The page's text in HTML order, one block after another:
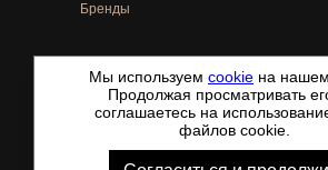
Бренды
©2021-2026 - ShoesTown.ru - все
Мы используем cookie на нашем
Продолжая просматривать
соглашаетесь на
файлов cookie.